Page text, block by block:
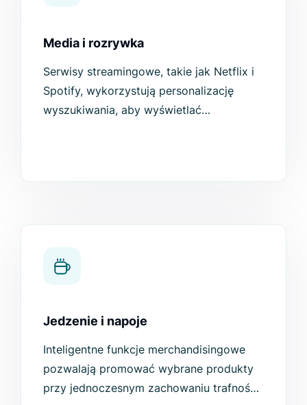
Media i rozrywka
Serwisy streamingowe, takie jak Netflix i
Spotify, wykorzystują personalizację
wyszukiwania, aby wyświetlać
Jedzenie i napoje
Inteligentne funkcje merchandisingowe
pozwalają promować wybrane produkty
przy jednoczesnym zachowaniu trafności